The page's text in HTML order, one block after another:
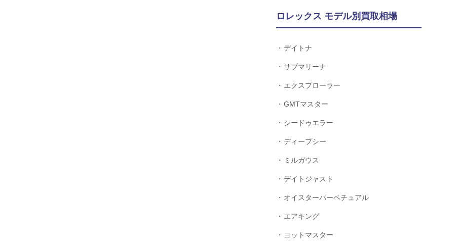
ロレックス モデル別買取相場
デイトナ
サブマリーナ
エクスプローラー
GMTマスター
シードゥエラー
ディープシー
ミルガウス
デイトジャスト
オイスターパーペチュアル
エアキング
ヨットマスター